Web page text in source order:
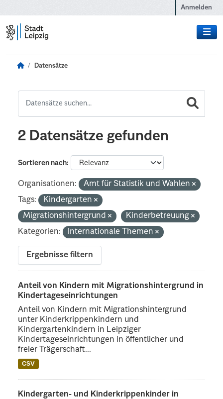
Anmelden
Datensätze
2 Datensätze gefunden
Sortieren nach
Organisationen:
Amt für Statistik und Wahlen
Tags:
Kindergarten
Migrationshintergrund
Kinderbetreuung
Kategorien:
Internationale Themen
Ergebnisse filtern
Anteil von Kindern mit Migrationshintergrund in
Kindertageseinrichtungen
Anteil von Kindern mit Migrationshintergrund
unter Kinderkrippenkindern und
Kindergartenkindern in Leipziger
Kindertageseinrichtungen in öffentlicher und
freier Trägerschaft...
CSV
Kindergarten- und Kinderkrippenkinder in